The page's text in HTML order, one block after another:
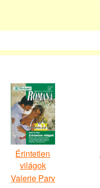
Érintetlen
világok
Valerie Parv